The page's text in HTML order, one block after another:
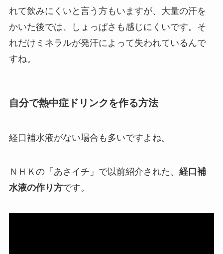
れて飲みにくいと言う方もいますが、大量の汗を
かいた後では、しょっぱさも感じにくいです。そ
れだけミネラルが発汗によって失われているんで
すね。
自分で熱中症ドリンクを作る方法
経口補水液がない場合も多いですよね。
ＮＨＫの「あさイチ」で以前紹介された、 経口補
水液の作り方です。